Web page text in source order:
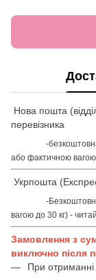
Нова пошта
перевізника
-
або фактичною вагою
Укрпошта
-
вагою до 30 кг) - читай
Замовлення з
виключно після
При отриманні